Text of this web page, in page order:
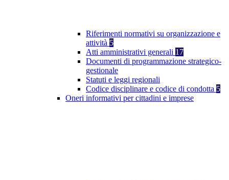
Riferimenti normativi su organizzazione e
attività 5
Atti amministrativi generali 17
Documenti di programmazione strategico-
gestionale
Statuti e leggi regionali
Codice disciplinare e codice di condotta 5
Oneri informativi per cittadini e imprese